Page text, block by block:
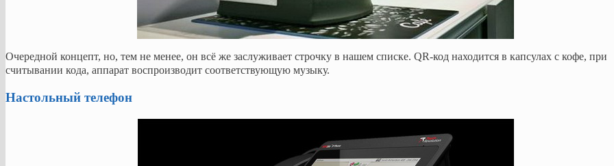
Очередной концепт, но, тем не менее, он всё же заслуживает строчку в нашем списке. QR-код находится в капсулах с кофе, при
считывании кода, аппарат воспроизводит соответствующую музыку.
Настольный телефон